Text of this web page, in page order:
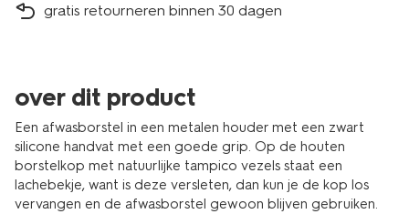
gratis retourneren binnen 30 dagen
over dit product
Een afwasborstel in een metalen houder met een zwart
silicone handvat met een goede grip. Op de houten
borstelkop met natuurlijke tampico vezels staat een
lachebekje, want is deze versleten, dan kun je de kop los
vervangen en de afwasborstel gewoon blijven gebruiken.